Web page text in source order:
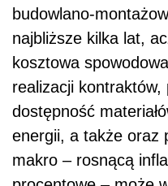
budowlano-
najbliższe kilka lat,
kosztowa
realizacji
dostępność
energii, a także oraz
makro – rosnącą